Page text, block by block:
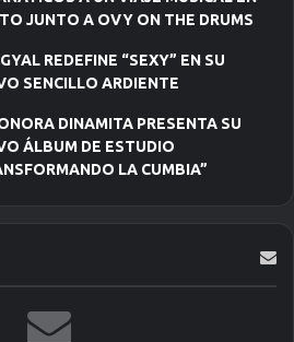
JUNTO A OVY ON THE DRUMS
REDEFINE “SEXY” EN SU
SENCILLO ARDIENTE
DINAMITA PRESENTA SU
ÁLBUM DE ESTUDIO
LA CUMBIA”